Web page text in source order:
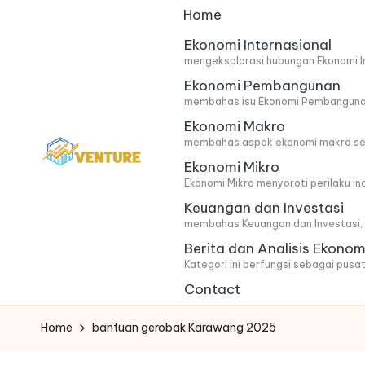
o
v
Home
Ekonomi Internasional
mengeksplorasi hubungan
Ekonomi Pembangunan
membahas isu Ekonomi
Ekonomi Makro
membahas aspek ekonomi makro
Ekonomi Mikro
Ekonomi Mikro menyoroti perilaku
Keuangan dan Investasi
membahas Keuangan dan
Berita dan Analisis
Kategori ini berfungsi sebagai
Contact
Home bantuan gerobak Karawang 2025